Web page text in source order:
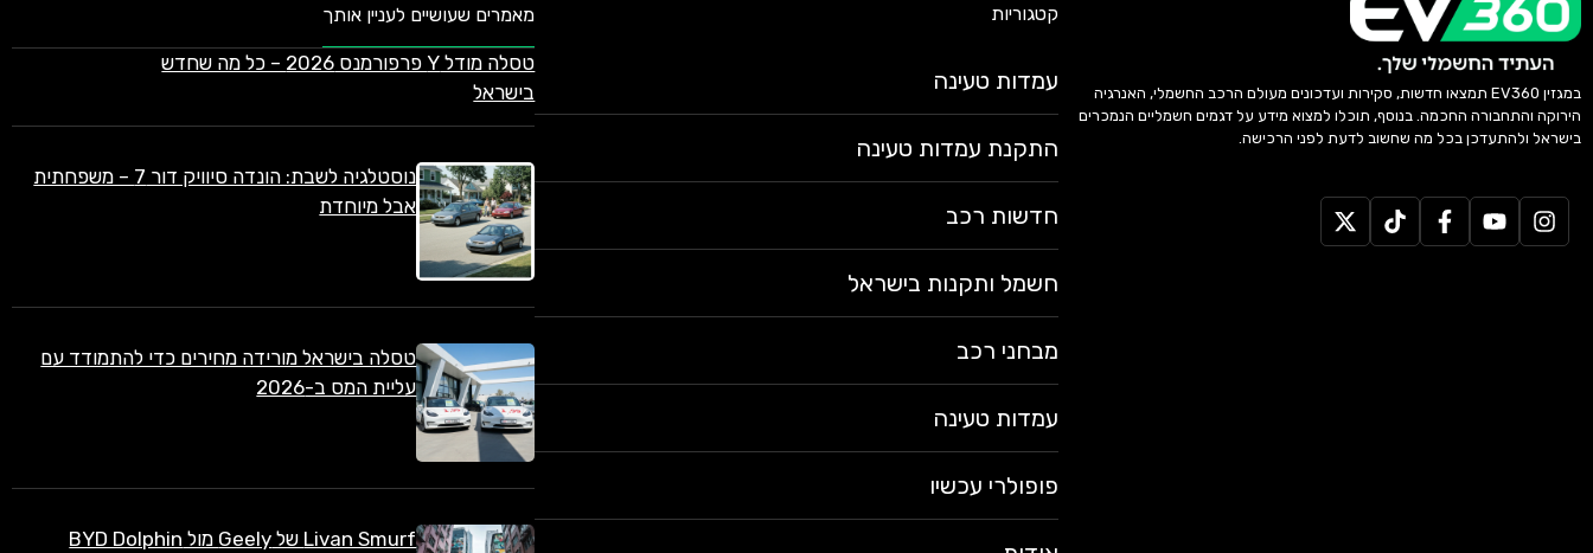
במגזין EV360 תמצאו חדשות, סקירות ועדכונים מעולם הרכב החשמלי, האנרגיה
הירוקה והתחבורה החכמה. בנוסף, תוכלו למצוא מידע על דגמים חשמליים הנמכרים
בישראל ולהתעדכן בכל מה שחשוב לדעת לפני הרכישה.
קטגוריות
עמדות טעינה
התקנת עמדות טעינה
חדשות רכב
חשמל ותקנות בישראל
מבחני רכב
עמדות טעינה
פופולרי עכשיו
מאמרים שעושיים לעניין אותך
טסלה מודל Y פרפורמנס 2026 – כל מה שחדש
בישראל
נוסטלגיה לשבת: הונדה סיוויק דור 7 – משפחתית
אבל מיוחדת
טסלה בישראל מורידה מחירים כדי להתמודד עם
עליית המס ב-2026
Livan Smurf של Geely מול BYD Dolphin